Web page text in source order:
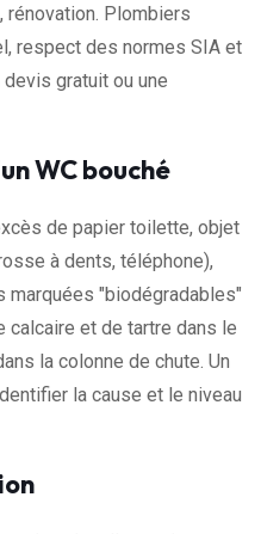
rénovation. Plombiers
respect des normes SIA et
devis gratuit ou une
WC bouché
de papier toilette, objet
à dents, téléphone),
marquées "biodégradables"
et de tartre dans le
la colonne de chute. Un
la cause et le niveau